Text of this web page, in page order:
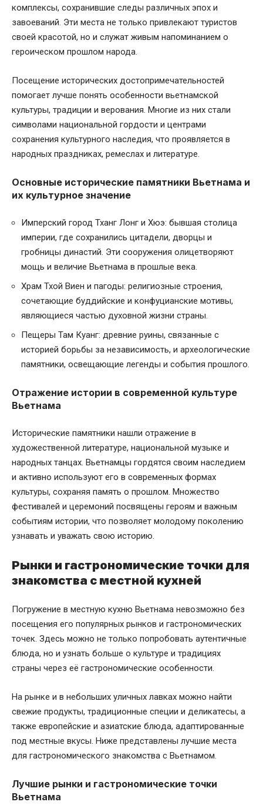
комплексы, сохранившие следы различных эпох и
завоеваний. Эти места не только привлекают туристов
своей красотой, но и служат живым напоминанием о
героическом прошлом народа.
Посещение исторических достопримечательностей
помогает лучше понять особенности вьетнамской
культуры, традиции и верования. Многие из них стали
символами национальной гордости и центрами
сохранения культурного наследия, что проявляется в
народных праздниках, ремеслах и литературе.
Основные исторические памятники Вьетнама и
их культурное значение
Имперский город Тханг Лонг и Хюэ: бывшая столица
империи, где сохранились цитадели, дворцы и
гробницы династий. Эти сооружения олицетворяют
мощь и величие Вьетнама в прошлые века.
Храм Тхой Виен и пагоды: религиозные строения,
сочетающие буддийские и конфуцианские мотивы,
являющиеся частью духовной жизни страны.
Пещеры Там Куанг: древние руины, связанные с
историей борьбы за независимость, и археологические
памятники, освещающие легенды и события прошлого.
Отражение истории в современной культуре
Вьетнама
Исторические памятники нашли отражение в
художественной литературе, национальной музыке и
народных танцах. Вьетнамцы гордятся своим наследием
и активно используют его в современных формах
культуры, сохраняя память о прошлом. Множество
фестивалей и церемоний посвящены героям и важным
событиям истории, что позволяет молодому поколению
узнавать и уважать свою историю.
Рынки и гастрономические точки для
знакомства с местной кухней
Погружение в местную кухню Вьетнама невозможно без
посещения его популярных рынков и гастрономических
точек. Здесь можно не только попробовать аутентичные
блюда, но и узнать больше о культуре и традициях
страны через её гастрономические особенности.
На рынке и в небольших уличных лавках можно найти
свежие продукты, традиционные специи и деликатесы, а
также европейские и азиатские блюда, адаптированные
под местные вкусы. Ниже представлены лучшие места
для гастрономического знакомства с Вьетнамом.
Лучшие рынки и гастрономические точки
Вьетнама